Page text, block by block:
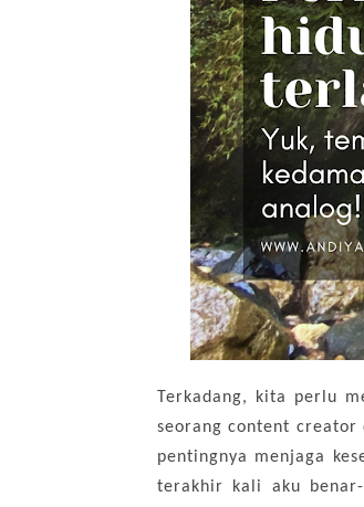
Terkadang, kita perlu
seorang content creator
pentingnya menjaga
terakhir kali aku